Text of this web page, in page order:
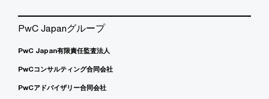
PwC Japanグループ
PwC Japan有限責任監査法人
PwCコンサルティング合同会社
PwCアドバイザリー合同会社